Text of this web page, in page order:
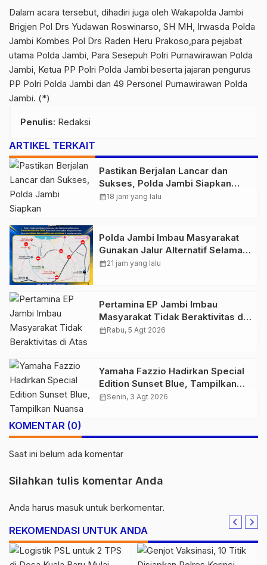
Dalam acara tersebut, dihadiri juga oleh Wakapolda Jambi
Brigjen Pol Drs Yudawan Roswinarso, SH MH, Irwasda Polda
Jambi Kombes Pol Drs Raden Heru Prakoso,para pejabat
utama Polda Jambi, Para Sesepuh Polri Purnawirawan Polda
Jambi, Ketua PP Polri Polda Jambi beserta jajaran pengurus
PP Polri Polda Jambi dan 49 Personel Purnawirawan Polda
Jambi. (*)
Penulis: Redaksi
ARTIKEL TERKAIT
Pastikan Berjalan Lancar dan
Sukses, Polda Jambi Siapkan
Pengamanan Berlapis untuk 8.750
calendar_month18 jam yang lalu
Polda Jambi Imbau Masyarakat
Gunakan Jalur Alternatif Selama
Pelaksanaan Presisi Merdeka Run
calendar_month21 jam yang lalu
Pertamina EP Jambi Imbau
Masyarakat Tidak Beraktivitas di
Atas Jalur Pipa Migas Demi
calendar_monthRabu, 5 Agt 2026
Yamaha Fazzio Hadirkan Special
Edition Sunset Blue, Tampilkan
Nuansa Retro Summer yang
calendar_monthSenin, 3 Agt 2026
KOMENTAR (0)
Saat ini belum ada komentar
Silahkan tulis komentar Anda
Anda harus masuk untuk berkomentar.
REKOMENDASI UNTUK ANDA